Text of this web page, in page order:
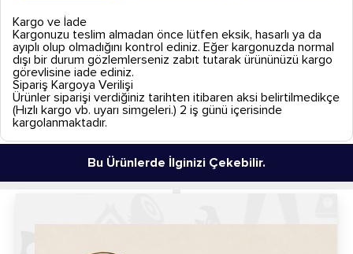
Kargo ve İade
Kargonuzu teslim almadan önce lütfen eksik, hasarlı ya da
ayıplı olup olmadığını kontrol ediniz. Eğer kargonuzda normal
dışı bir durum gözlemlerseniz zabıt tutarak ürününüzü kargo
görevlisine iade ediniz.
Sipariş Kargoya Verilişi
Ürünler siparişi verdiğiniz tarihten itibaren aksi belirtilmedikçe
(Hızlı kargo vb. uyarı simgeleri.) 2 iş günü içerisinde
kargolanmaktadır.
Bu Ürünlerde İlginizi Çekebilir.